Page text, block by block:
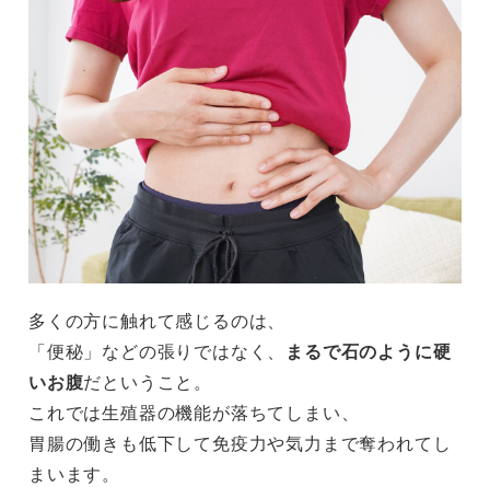
多くの方に触れて感じるのは、
「便秘」などの張りではなく、
まるで石のように硬
いお腹だということ。
これでは生殖器の機能が落ちてしまい、
胃腸の働きも低下して免疫力や気力まで奪われてし
まいます。